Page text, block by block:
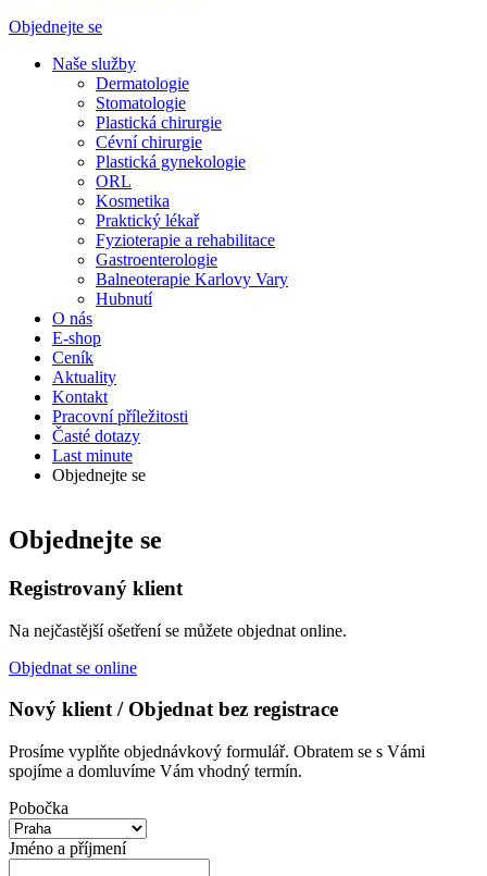
Objednejte se
Naše služby
Dermatologie
Stomatologie
Plastická chirurgie
Cévní chirurgie
Plastická gynekologie
ORL
Kosmetika
Praktický lékař
Fyzioterapie a rehabilitace
Gastroenterologie
Balneoterapie Karlovy Vary
Hubnutí
O nás
E-shop
Ceník
Aktuality
Kontakt
Pracovní příležitosti
Časté dotazy
Last minute
Objednejte se
Objednejte se
Registrovaný klient
Na nejčastější ošetření se můžete objednat online.
Objednat se online
Nový klient / Objednat bez registrace
Prosíme vyplňte objednávkový formulář. Obratem se s Vámi
spojíme a domluvíme Vám vhodný termín.
Pobočka
Jméno a příjmení